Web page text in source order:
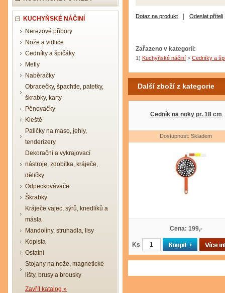
KUCHYŇSKÉ NÁČINÍ
Nerezové příbory
Nože a vidlice
Cedníky a špičáky
Metly
Naběračky
Obracečky, špachtle, patetky,
škrabky, karty
Pěnovačky
Kleště
Paličky na maso, jehly,
tenderizery
Dekorační a vykrajovací
nástroje, zdobítka, kráječe,
děličky
Odpeckovávače
Škrabky
Kráječe vajec, sýrů, knedlíků a
másla
Mandolíny, struhadla, lisy
Kopista
Ostatní
Stojany na nože, magnetické
lišty, brusy a brousky
Zavřít katalog »
Dotaz na produkt Odeslat příteli
Zařazeno v kategorii:
1) Kuchyňské náčiní > Cedníky a
Další zboží z kategorie
Cedník na noky pr. 18 cm
Dostupnost: Skladem
Cena: 199,-
Ks